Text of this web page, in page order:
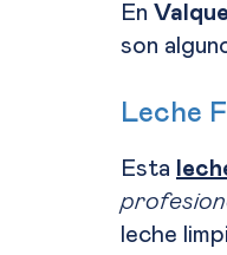
En
son
Leche
Esta
leche